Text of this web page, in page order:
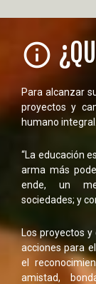
info_outline
Para alcanzar
proyectos y
humano
“La educación
arma más
ende, un
sociedades; y
Los proyectos
acciones para
el
amistad,